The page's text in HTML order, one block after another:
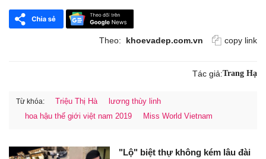
Theo: khoevadep.com.vn copy link
Tác giả:Trang Hạ
Từ khóa: Triệu Thị Hà
lương thùy linh
hoa hậu thế giới việt nam 2019
Miss World Vietnam
"Lộ" biệt thự không kém lâu đài